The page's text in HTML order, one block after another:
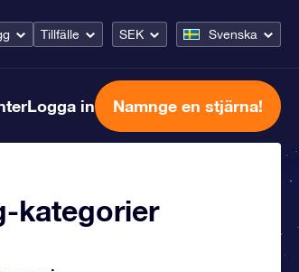
Tillfälle SEK Svenska
Logga in Namnge en stjärna!
kategorier